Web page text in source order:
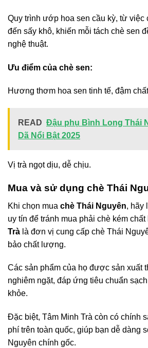
Quy trình ướp hoa sen cầu kỳ, từ việc
đến sấy khô, khiến mỗi tách chè sen
nghệ thuật.
Ưu điểm của chè sen:
Hương thơm hoa sen tinh tế, đậm
READ Đậu phụ Bình Long Thái
Dã Nổi Bật 2025
Vị trà ngọt dịu, dễ chịu.
Mua và sử dụng chè Thái
Khi chọn mua chè Thái Nguyên, hãy
uy tín để tránh mua phải chè kém
Trà là đơn vị cung cấp chè Thái
bảo chất lượng.
Các sản phẩm của họ được sản xuất
nghiêm ngặt, đáp ứng tiêu chuẩn
khỏe.
Đặc biệt, Tâm Minh Trà còn có chính
phí trên toàn quốc, giúp bạn dễ dàng
Nguyên chính gốc.